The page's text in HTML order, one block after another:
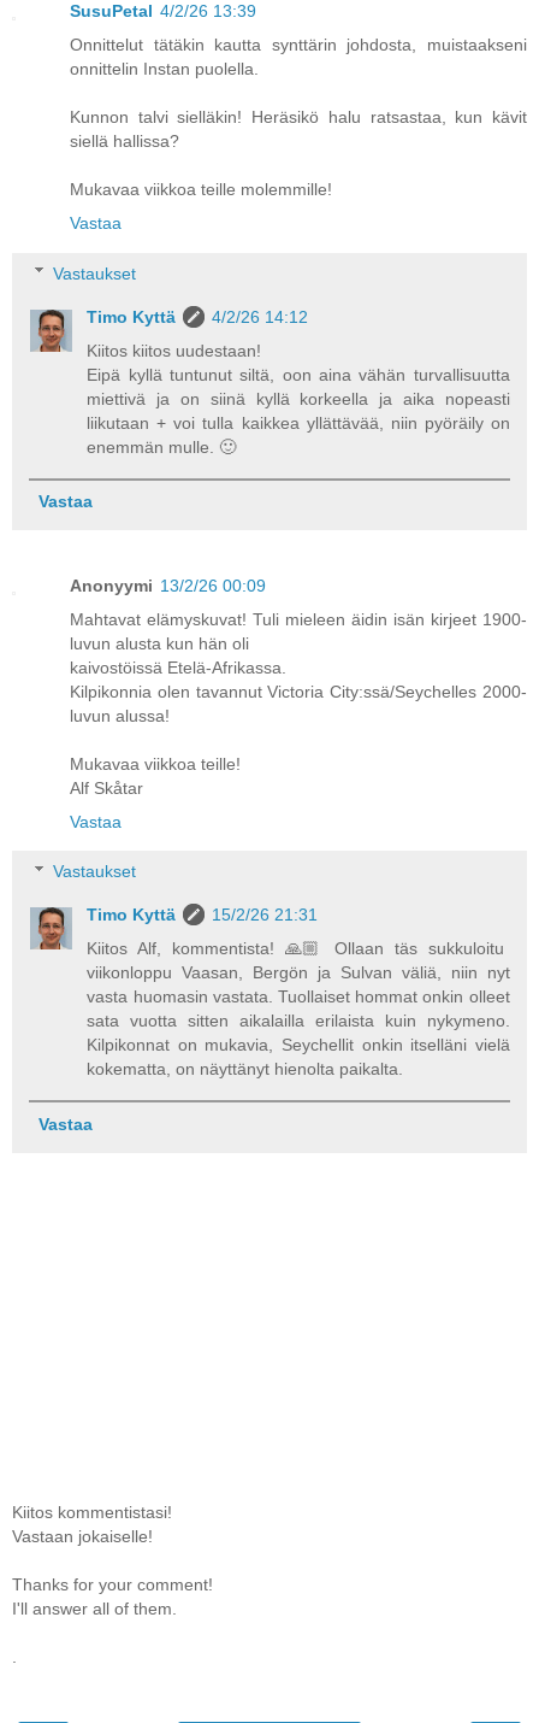
SusuPetal 4/2/26 13:39
Onnittelut tätäkin kautta synttärin johdosta, muistaakseni
onnittelin Instan puolella.
Kunnon talvi sielläkin! Heräsikö halu ratsastaa, kun kävit
siellä hallissa?
Mukavaa viikkoa teille molemmille!
Vastaa
Vastaukset
Timo Kyttä
4/2/26 14:12
Kiitos kiitos uudestaan!
Eipä kyllä tuntunut siltä, oon aina vähän turvallisuutta
miettivä ja on siinä kyllä korkeella ja aika nopeasti
liikutaan + voi tulla kaikkea yllättävää, niin pyöräily on
enemmän mulle. 🙂
Vastaa
Anonyymi 13/2/26 00:09
Mahtavat elämyskuvat! Tuli mieleen äidin isän kirjeet 1900-
luvun alusta kun hän oli
kaivostöissä Etelä-Afrikassa.
Kilpikonnia olen tavannut Victoria City:ssä/Seychelles 2000-
luvun alussa!
Mukavaa viikkoa teille!
Alf Skåtar
Vastaa
Vastaukset
Timo Kyttä
15/2/26 21:31
Kiitos Alf, kommentista! 🙏🏼 Ollaan täs sukkuloitu
viikonloppu Vaasan, Bergön ja Sulvan väliä, niin nyt
vasta huomasin vastata. Tuollaiset hommat onkin olleet
sata vuotta sitten aikalailla erilaista kuin nykymeno.
Kilpikonnat on mukavia, Seychellit onkin itselläni vielä
kokematta, on näyttänyt hienolta paikalta.
Vastaa
Kiitos kommentistasi!
Vastaan jokaiselle!
Thanks for your comment!
I'll answer all of them.